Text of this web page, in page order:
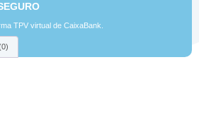
TPV virtual de CaixaBank.